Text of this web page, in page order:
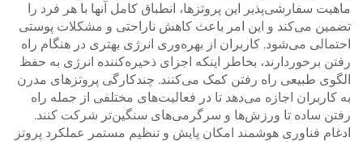
ماهیت سفارشی‌پذیر این پروتزها، انطباق کامل آنها با هر فرد را
تضمین می‌کند و این امر باعث کاهش ناراحتی و مشکلات پوستی
احتمالی می‌شود. کاربران از بهره‌وری انرژی بهتری در هنگام راه
رفتن برخوردارند، بخاطر اینکه اجزای ذخیره‌کننده انرژی به حفظ
الگوی طبیعی راه رفتن کمک می‌کنند. چندکارگی پروتزهای مدرن
به کاربران اجازه می‌دهد تا در فعالیت‌های مختلفی از جمله راه
رفتن ساده تا ورزش‌ها و سرگرمی‌های سنگین‌تر شرکت کنند.
ادغام فناوری هوشمند امکان پایش و تنظیم مستمر عملکرد پروتز